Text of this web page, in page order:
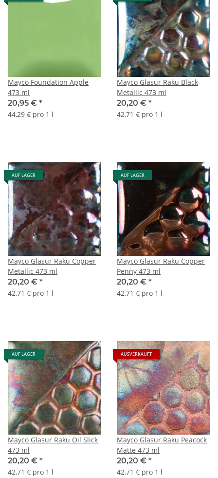
Mayco Foundation Apple
473 ml
20,95 € *
44,29 € pro 1 l
Mayco Glasur Raku Black
Metallic 473 ml
20,20 € *
42,71 € pro 1 l
AUF LAGER
Mayco Glasur Raku Copper
Metallic 473 ml
20,20 € *
42,71 € pro 1 l
AUF LAGER
Mayco Glasur Raku Copper
Penny 473 ml
20,20 € *
42,71 € pro 1 l
AUF LAGER
Mayco Glasur Raku Oil Slick
473 ml
20,20 € *
42,71 € pro 1 l
AUSVERKAUFT
Mayco Glasur Raku Peacock
Matte 473 ml
20,20 € *
42,71 € pro 1 l